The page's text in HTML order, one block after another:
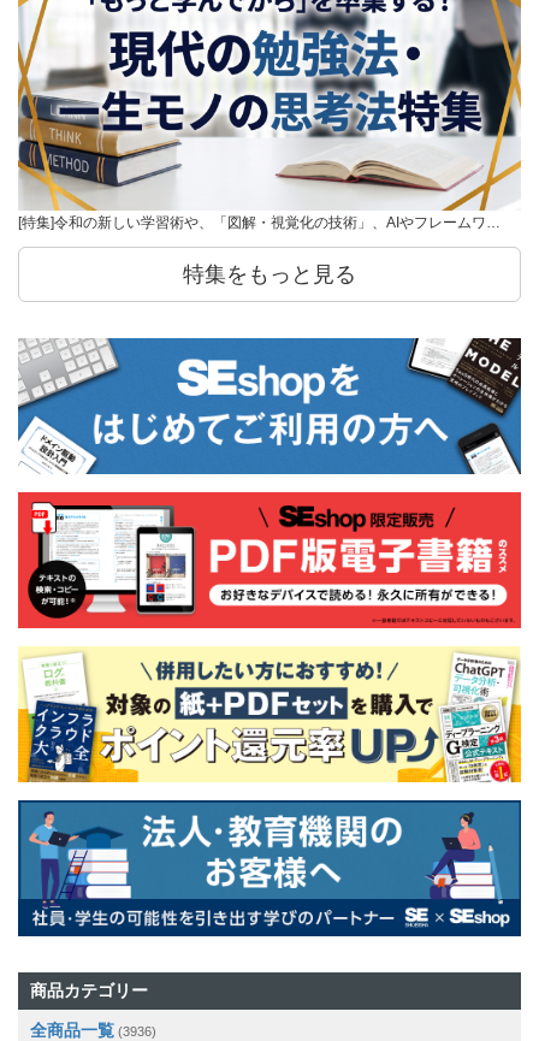
[特集]令和の新しい学習術や、「図解・視覚化の技術」、AIやフレームワ…
特集をもっと見る
商品カテゴリー
全商品一覧 (3936)